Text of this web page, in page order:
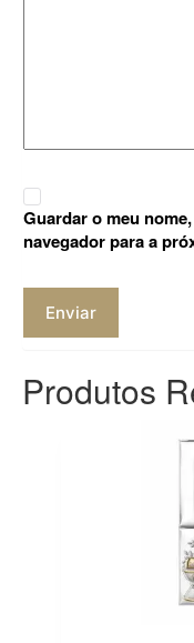
Guardar o meu
navegador para a
Enviar
Produtos